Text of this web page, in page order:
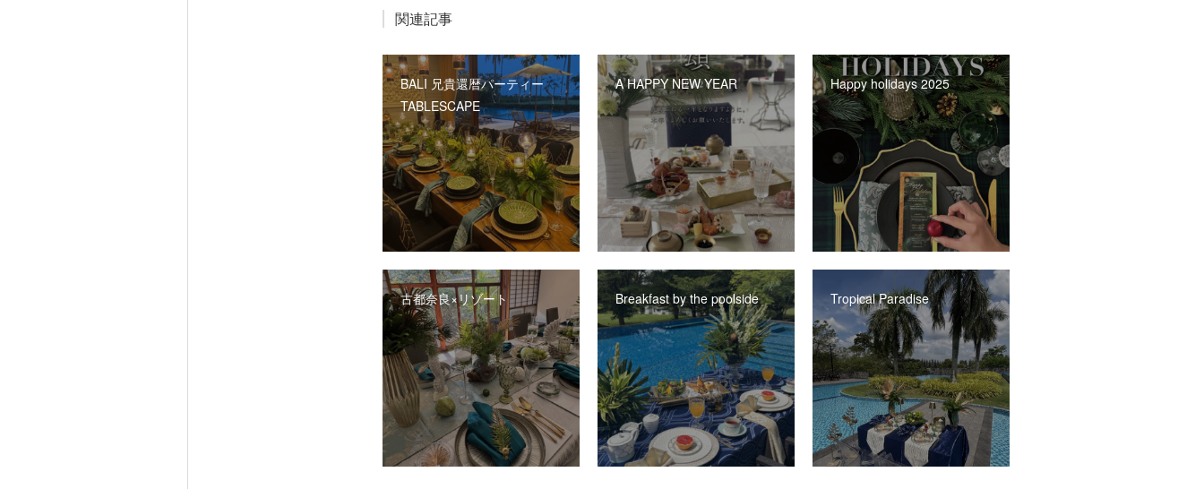
関連記事
BALI 兄貴還暦パーティー
TABLESCAPE
A HAPPY NEW YEAR Happy holidays 2025
古都奈良×リゾート Breakfast by the poolside Tropical Paradise